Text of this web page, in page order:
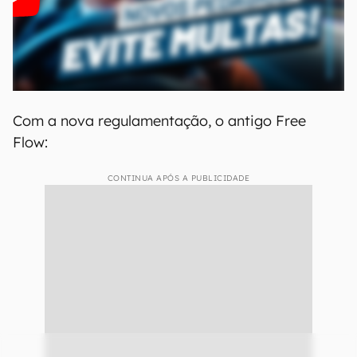
Com a nova regulamentação, o antigo Free
Flow:
CONTINUA APÓS A PUBLICIDADE